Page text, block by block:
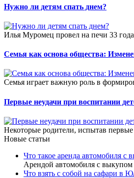
Нужно ли детям спать днем?
Илья Муромец провел на печи 33
Семья как основа общества:
Семья играет важную роль в
Первые неудачи при воспитании
Некоторые родители, испытав
Новые статьи
Что такое аренда автомобиля с
Арендой автомобиля с
Что взять с собой на сафари в